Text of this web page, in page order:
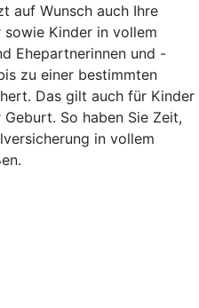
auf Wunsch auch Ihre
Kinder in vollem
Ehepartnerinnen und -
zu einer bestimmten
Das gilt auch für Kinder
So haben Sie Zeit,
in vollem